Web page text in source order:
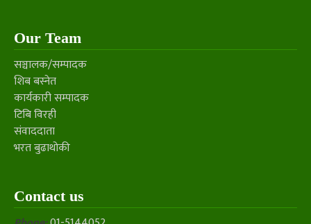
Our Team
सञ्चालक/सम्पादक
शिब बस्नेत
कार्यकारी सम्पादक
टिबि विरही
संवाददाता
भरत बुढाथोकी
Contact us